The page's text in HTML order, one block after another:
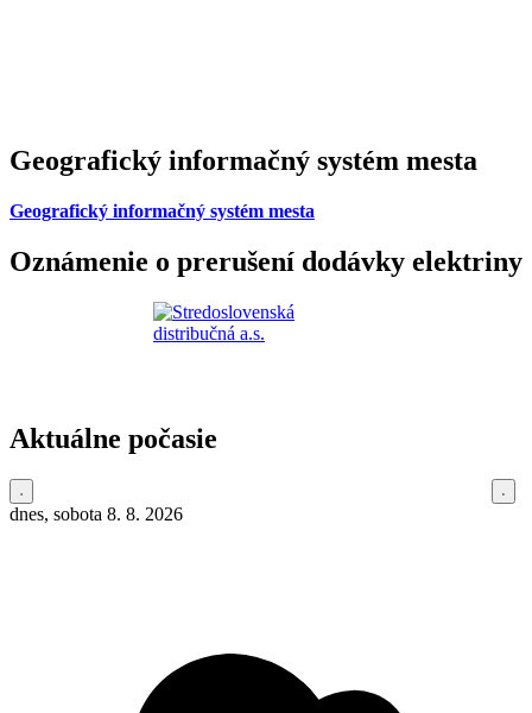
Geografický informačný systém mesta
Geografický informačný systém mesta
Oznámenie o prerušení dodávky elektriny
Aktuálne počasie
dnes, sobota 8. 8. 2026